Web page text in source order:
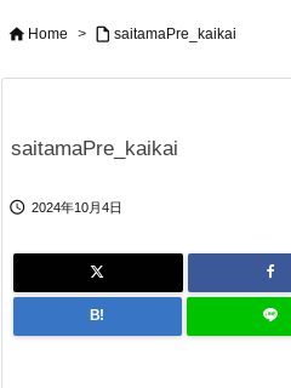
 Home >  saitamaPre_kaikai
saitamaPre_kaikai
 2024年10月4日
B!